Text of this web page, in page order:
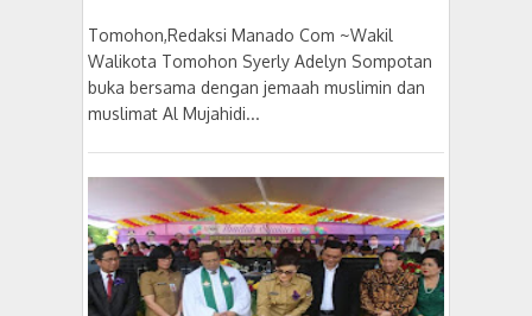
Tomohon,Redaksi Manado Com ~Wakil
Walikota Tomohon Syerly Adelyn Sompotan
buka bersama dengan jemaah muslimin dan
muslimat Al Mujahidi...